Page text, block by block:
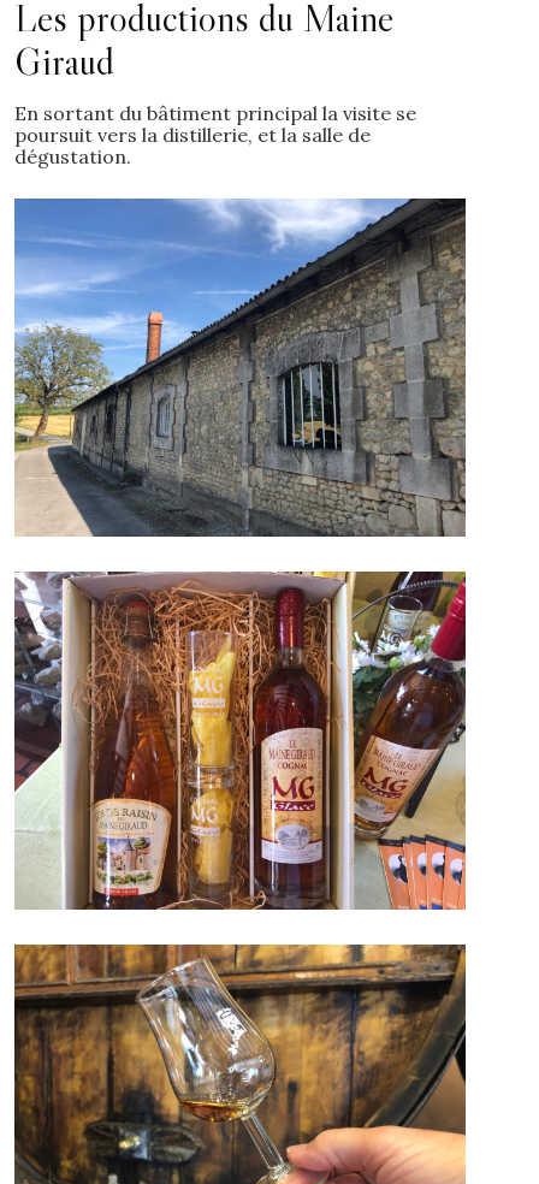
Les productions du Maine
Giraud
En sortant du bâtiment principal la visite se
poursuit vers la distillerie, et la salle de
dégustation.